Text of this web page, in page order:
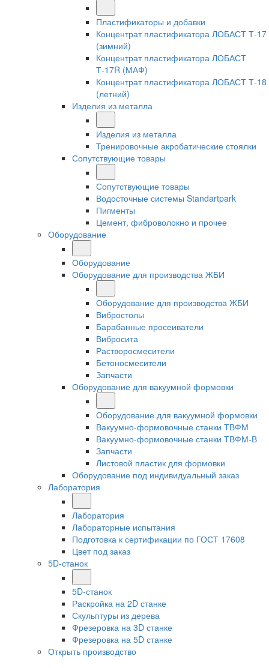
Пластификаторы и добавки
Концентрат пластификатора ЛОБАСТ Т-17
(зимний)
Концентрат пластификатора ЛОБАСТ
Т-17R (МАФ)
Концентрат пластификатора ЛОБАСТ Т-18
(летний)
Изделия из металла
Изделия из металла
Тренировочные акробатические стоялки
Сопутствующие товары
Сопутствующие товары
Водосточные системы Standartpark
Пигменты
Цемент, фиброволокно и прочее
Оборудование
Оборудование
Оборудование для производства ЖБИ
Оборудование для производства ЖБИ
Вибростолы
Барабанные просеиватели
Вибросита
Растворосмесители
Бетоносмесители
Запчасти
Оборудование для вакуумной формовки
Оборудование для вакуумной формовки
Вакуумно-формовочные станки ТВФМ
Вакуумно-формовочные станки ТВФМ-В
Запчасти
Листовой пластик для формовки
Оборудование под индивидуальный заказ
Лаборатория
Лаборатория
Лабораторные испытания
Подготовка к сертификации по ГОСТ 17608
Цвет под заказ
5D-станок
5D-станок
Раскройка на 2D станке
Скульптуры из дерева
Фрезеровка на 3D станке
Фрезеровка на 5D станке
Открыть производство